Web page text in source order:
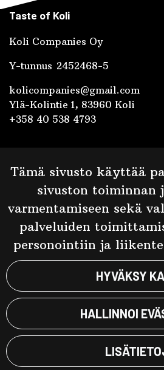
Tämä sivusto käyttää
sivuston toiminnan
varmentamiseen sekä
palveluiden
personointiin ja
HYVÄKSY
HALLINNOI
Taste of Koli
Koli Companies Oy
Y-tunnus 2452468-5
kolicompanies@gmail.com
Ylä-Kolintie 1, 83960 Koli
+358 40 538 4793
Kolin Ryynänen
© Taste of Koli 2023. Sivusto: